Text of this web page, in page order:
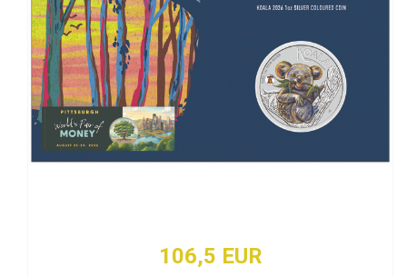
106,5 EUR